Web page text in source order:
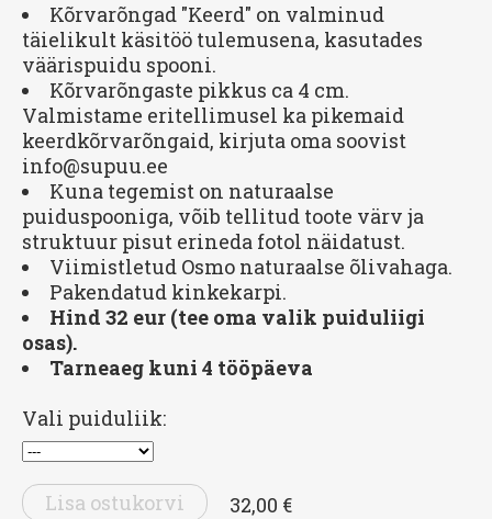
Kõrvarõngad "Keerd" on valminud
täielikult käsitöö tulemusena, kasutades
väärispuidu spooni.
Kõrvarõngaste pikkus ca 4 cm.
Valmistame eritellimusel ka pikemaid
keerdkõrvarõngaid, kirjuta oma soovist
info@supuu.ee
Kuna tegemist on naturaalse
puiduspooniga, võib tellitud toote värv ja
struktuur pisut erineda fotol näidatust.
Viimistletud Osmo naturaalse õlivahaga.
Pakendatud kinkekarpi.
Hind 32 eur (tee oma valik puiduliigi
osas).
Tarneaeg kuni 4 tööpäeva
Vali puiduliik:
Lisa ostukorvi 32,00 €